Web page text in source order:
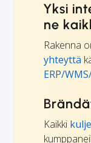
Yksi
ne
Rakenna
yhteyttä
ERP/
Kaikki